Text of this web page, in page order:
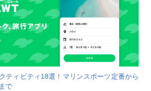
ティビティ18選！マリンスポーツ定番から
で